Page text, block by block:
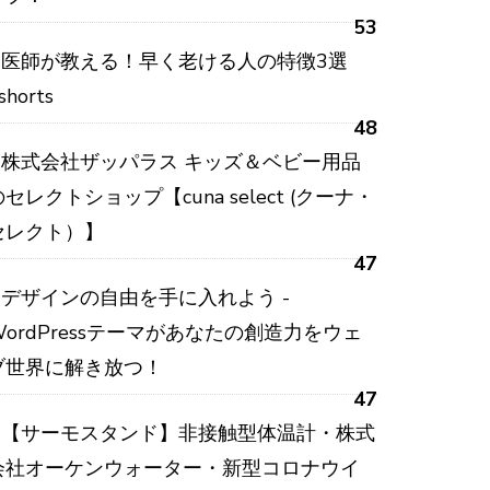
53
医師が教える！早く老ける人の特徴3選
48
株式会社ザッパラス キッズ＆ベビー用品
セレクトショップ【cuna select (クーナ・
クト）】
47
デザインの自由を手に入れよう -
テーマがあなたの創造力をウェ
世界に解き放つ！
47
【サーモスタンド】非接触型体温計・株式
社オーケンウォーター・新型コロナウイ